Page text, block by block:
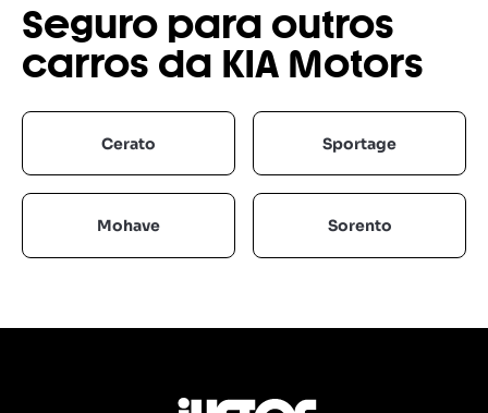
Seguro para outros
carros da KIA Motors
Cerato Sportage
Mohave Sorento